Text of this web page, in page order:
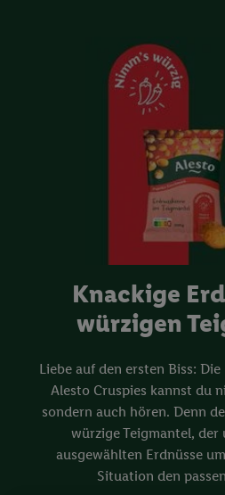
Knackige
würzigen
Liebe auf den ersten Biss:
Alesto Cruspies kannst du
sondern auch hören. Denn
würzige Teigmantel, der
ausgewählten Erdnüsse
Situation den